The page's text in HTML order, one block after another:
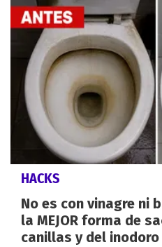
HACKS
No es con vinagre ni
la MEJOR forma de
canillas y del inodoro